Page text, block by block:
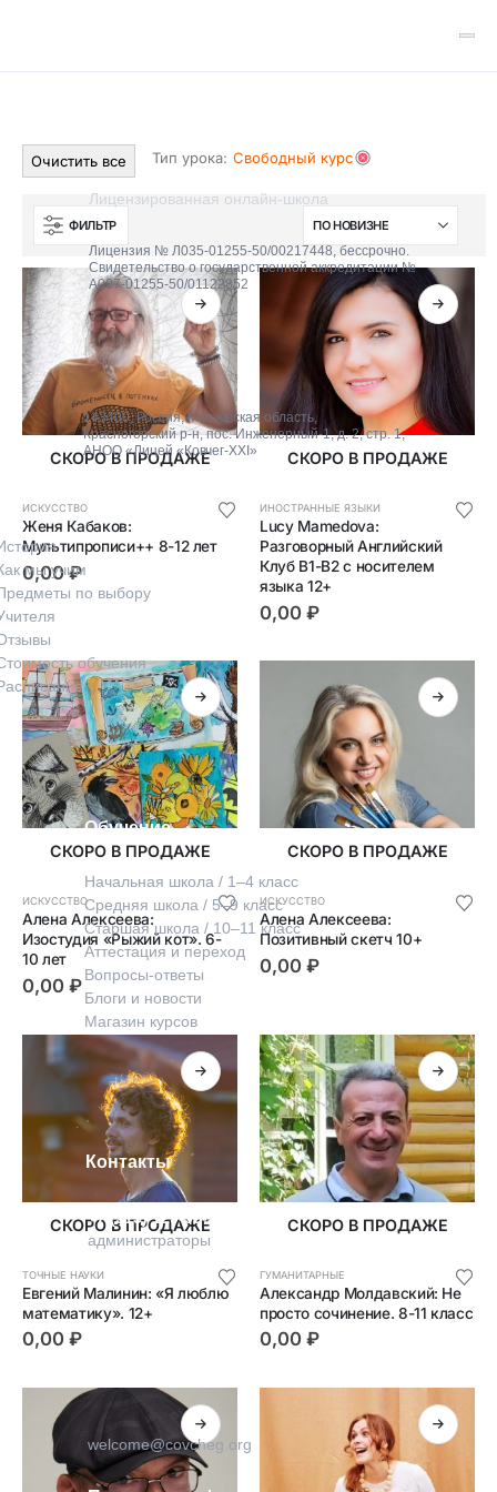
Очистить все Тип урока: Свободный курс
ФИЛЬТР
СКОРО В ПРОДАЖЕ
ИСКУССТВО
Женя Кабаков:
Мультипрописи++ 8-12 лет
0,00₽
СКОРО В ПРОДАЖЕ
ИНОСТРАННЫЕ ЯЗЫКИ
Lucy Mamedova:
Разговорный Английский
Клуб B1-В2 с носителем
языка 12+
0,00 ₽
СКОРО В ПРОДАЖЕ
ИСКУССТВО
Алена Алексеева:
Изостудия «Рыжий кот». 6-
10 лет
0,00 ₽
СКОРО В ПРОДАЖЕ
ИСКУССТВО
Алена Алексеева:
Позитивный скетч 10+
0,00 ₽
СКОРО В ПРОДАЖЕ
ТОЧНЫЕ НАУКИ
Евгений Малинин: «Я люблю
математику». 12+
0,00 ₽
СКОРО В ПРОДАЖЕ
ГУМАНИТАРНЫЕ
Александр Молдавский: Не
просто сочинение. 8-11 класс
0,00 ₽
143400, Россия, Московская область,
Красногорский р-н, пос. Инженерный-1, д. 2, стр. 1,
АНОО «Лицей «Ковчег-XXI»
Лицензированная онлайн-школа
Лицензия № Л035-01255-50/00217448, бессрочно.
Свидетельство о государственной аккредитации №
А007-01255-50/01122852
мы учим
по выбору
обучения
Обучение
Начальная школа / 1–4 класс
Средняя школа / 5–9 класс
Старшая школа / 10–11 класс
Аттестация и переход
Вопросы-ответы
Блоги и новости
Магазин курсов
+7 (915) 129-92-36
администраторы
welcome@covcheg.org
Контакты